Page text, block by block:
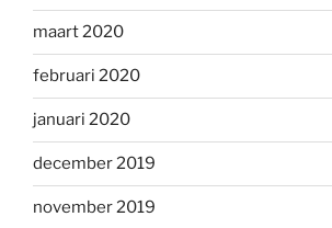
maart 2020
februari 2020
januari 2020
december 2019
november 2019